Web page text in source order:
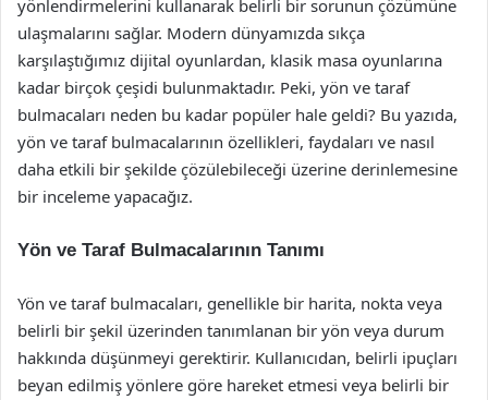
yönlendirmelerini kullanarak belirli bir sorunun çözümüne
ulaşmalarını sağlar. Modern dünyamızda sıkça
karşılaştığımız dijital oyunlardan, klasik masa oyunlarına
kadar birçok çeşidi bulunmaktadır. Peki, yön ve taraf
bulmacaları neden bu kadar popüler hale geldi? Bu yazıda,
yön ve taraf bulmacalarının özellikleri, faydaları ve nasıl
daha etkili bir şekilde çözülebileceği üzerine derinlemesine
bir inceleme yapacağız.
Yön ve Taraf Bulmacalarının Tanımı
Yön ve taraf bulmacaları, genellikle bir harita, nokta veya
belirli bir şekil üzerinden tanımlanan bir yön veya durum
hakkında düşünmeyi gerektirir. Kullanıcıdan, belirli ipuçları
beyan edilmiş yönlere göre hareket etmesi veya belirli bir